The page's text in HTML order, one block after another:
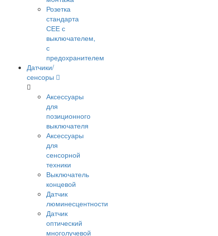
Розетка
стандарта
СЕЕ с
выключателем,
с
предохранителем
Датчики/
сенсоры
Аксессуары
для
позиционного
выключателя
Аксессуары
для
сенсорной
техники
Выключатель
концевой
Датчик
люминесцентности
Датчик
оптический
многолучевой